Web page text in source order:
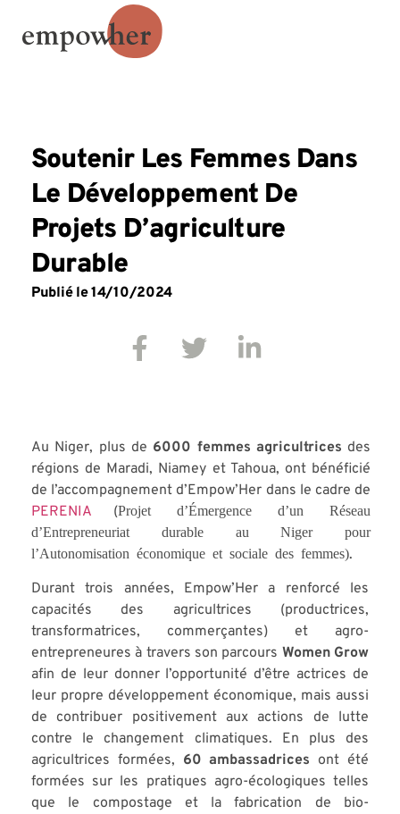
Soutenir Les Femmes Dans
Le Développement De
Projets D’agriculture
Durable
Publié le14/10/2024
Au Niger, plus de 6000 femmes agricultrices des
régions de Maradi, Niamey et Tahoua, ont bénéficié
de l’accompagnement d’Empow’Her dans le cadre de
PERENIA (Projet d’Émergence d’un Réseau
d’Entrepreneuriat durable au Niger pour
l’Autonomisation économique et sociale des femmes).
Durant trois années, Empow’Her a renforcé les
capacités des agricultrices (productrices,
transformatrices, commerçantes) et agro-
entrepreneures à travers son parcours Women Grow
afin de leur donner l’opportunité d’être actrices de
leur propre développement économique, mais aussi
de contribuer positivement aux actions de lutte
contre le changement climatiques. En plus des
agricultrices formées, 60 ambassadrices ont été
formées sur les pratiques agro-écologiques telles
que le compostage et la fabrication de bio-